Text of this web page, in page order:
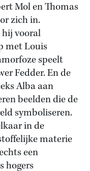
Mol en Thomas
zich in.
vooral
met Louis
speelt
Fedder. En de
Alba aan
beelden die de
symboliseren.
in de
materie
een
hogers